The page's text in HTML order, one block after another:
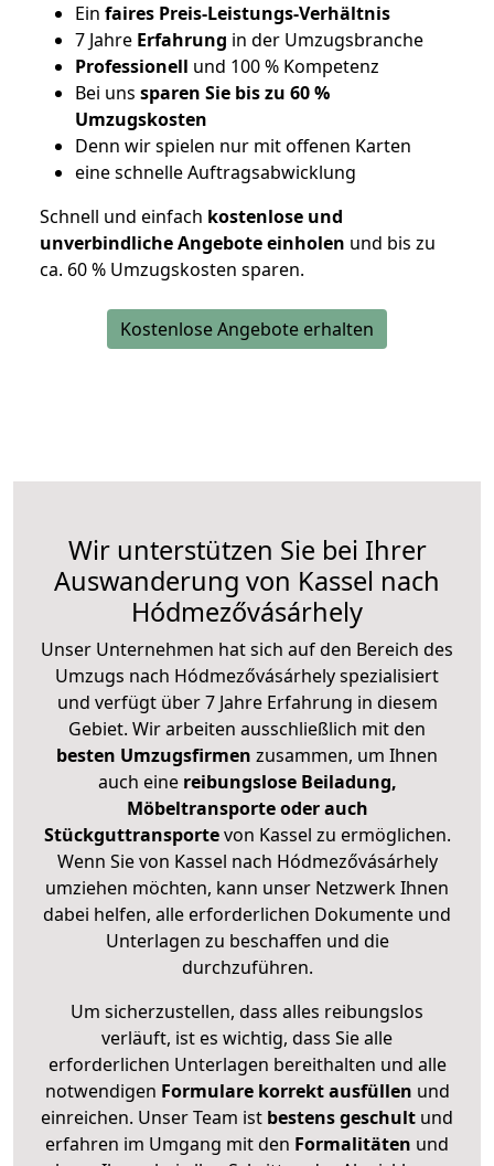
Ein faires Preis-Leistungs-Verhältnis
7 Jahre Erfahrung in der Umzugsbranche
Professionell und 100 % Kompetenz
Bei uns sparen Sie bis zu 60 %
Umzugskosten
Denn wir spielen nur mit offenen Karten
eine schnelle Auftragsabwicklung
Schnell und einfach kostenlose und
unverbindliche Angebote einholen und bis zu
ca. 60 % Umzugskosten sparen.
Kostenlose Angebote erhalten
Wir unterstützen Sie bei Ihrer
Auswanderung von Kassel nach
Hódmezővásárhely
Unser Unternehmen hat sich auf den Bereich des
Umzugs nach Hódmezővásárhely spezialisiert
und verfügt über 7 Jahre Erfahrung in diesem
Gebiet. Wir arbeiten ausschließlich mit den
besten Umzugsfirmen zusammen, um Ihnen
auch eine reibungslose Beiladung,
Möbeltransporte oder auch
Stückguttransportevon Kassel zu ermöglichen.
Wenn Sie von Kassel nach Hódmezővásárhely
umziehen möchten, kann unser Netzwerk Ihnen
dabei helfen, alle erforderlichen Dokumente und
Unterlagen zu beschaffen und die
durchzuführen.
Um sicherzustellen, dass alles reibungslos
verläuft, ist es wichtig, dass Sie alle
erforderlichen Unterlagen bereithalten und alle
notwendigen Formulare korrekt ausfüllen und
einreichen. Unser Team ist bestens geschult und
erfahren im Umgang mit den Formalitäten und